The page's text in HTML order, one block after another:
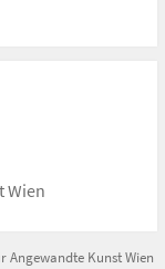
Wien
Angewandte Kunst Wien